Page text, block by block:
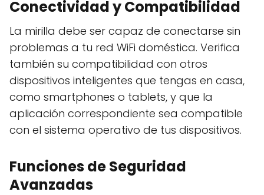
Conectividad y Compatibilidad
La mirilla debe ser capaz de conectarse sin
problemas a tu red WiFi doméstica. Verifica
también su compatibilidad con otros
dispositivos inteligentes que tengas en casa,
como smartphones o tablets, y que la
aplicación correspondiente sea compatible
con el sistema operativo de tus dispositivos.
Funciones de Seguridad
Avanzadas